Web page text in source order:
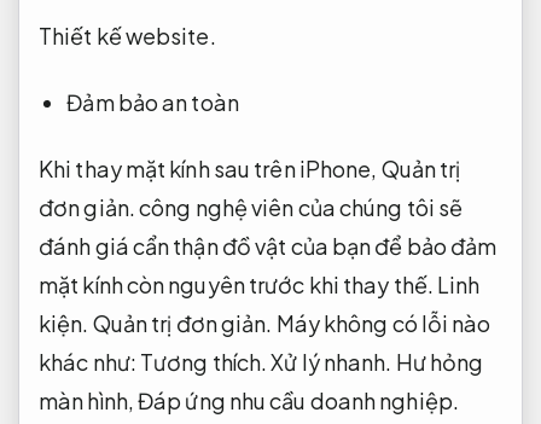
Thiết kế website.
Đảm bảo an toàn
Khi thay mặt kính sau trên iPhone, Quản trị
đơn giản.công nghệ viên của chúng tôi sẽ
đánh giá cẩn thận đồ vật của bạn để bảo đảm
mặt kính còn nguyên trước khi thay thế. Linh
kiện. Quản trị đơn giản. Máy không có lỗi nào
khác như: Tương thích.Xử lý nhanh. Hư hỏng
màn hình,Đáp ứng nhu cầu doanh nghiệp.